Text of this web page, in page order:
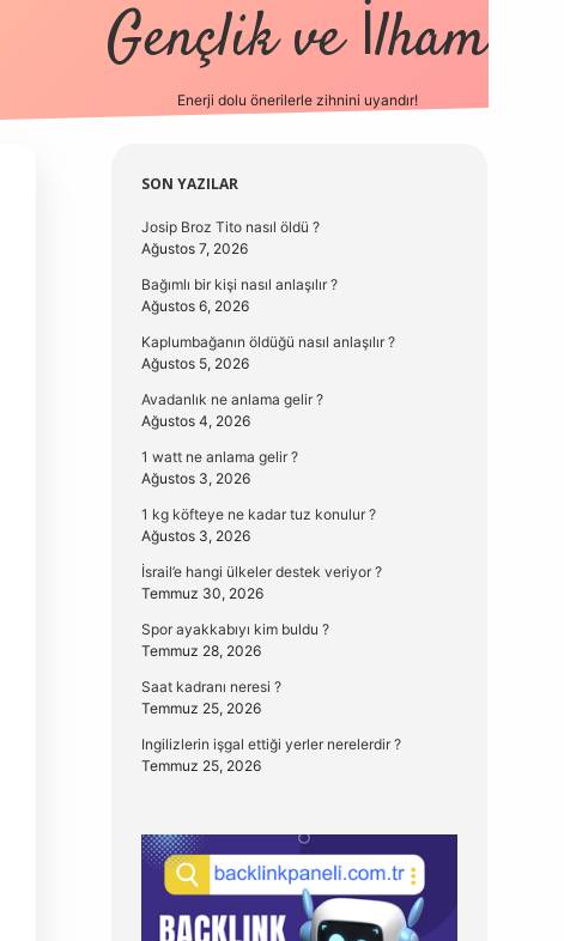
Gençlik ve İlham
Enerji dolu önerilerle zihnini uyandır!
Sidebar
SON YAZILAR
Josip Broz Tito nasıl öldü ?
Ağustos 7, 2026
Bağımlı bir kişi nasıl anlaşılır ?
Ağustos 6, 2026
Kaplumbağanın öldüğü nasıl anlaşılır ?
Ağustos 5, 2026
Avadanlık ne anlama gelir ?
Ağustos 4, 2026
1 watt ne anlama gelir ?
Ağustos 3, 2026
1 kg köfteye ne kadar tuz konulur ?
Ağustos 3, 2026
İsrail’e hangi ülkeler destek veriyor ?
Temmuz 30, 2026
Spor ayakkabıyı kim buldu ?
Temmuz 28, 2026
Saat kadranı neresi ?
Temmuz 25, 2026
Ingilizlerin işgal ettiği yerler nerelerdir ?
Temmuz 25, 2026